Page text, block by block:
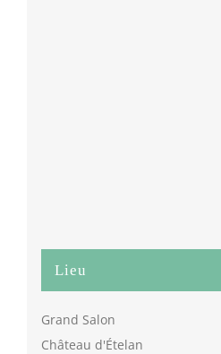
Lieu
Grand Salon
Château d'Ételan